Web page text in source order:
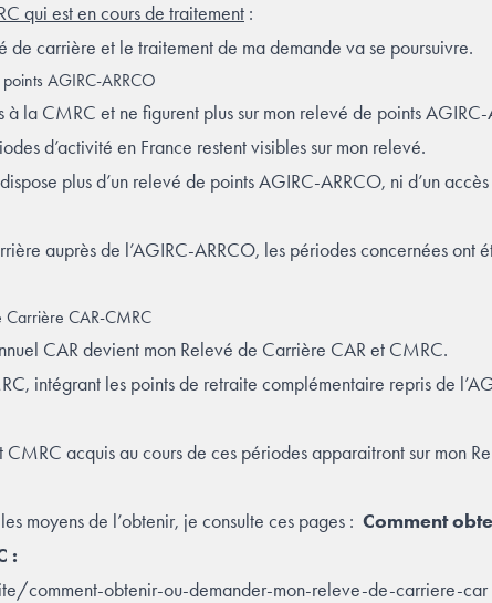
qui est en cours de traitement :
de carrière et le traitement de ma demande va se poursuivre.
AGIRC-ARRCO
la CMRC et ne figurent plus sur mon relevé de points AGIRC-
d’activité en France restent visibles sur mon relevé.
plus d’un relevé de points AGIRC-ARRCO, ni d’un accès
auprès de l’AGIRC-ARRCO, les périodes concernées ont
Carrière CAR-CMRC
CAR devient mon Relevé de Carrière CAR et CMRC.
intégrant les points de retraite complémentaire repris de
CMRC acquis au cours de ces périodes apparaitront sur mon
moyens de l’obtenir, je consulte ces pages : Comment
:
comment-obtenir-ou-demander-mon-releve-de-carriere-car